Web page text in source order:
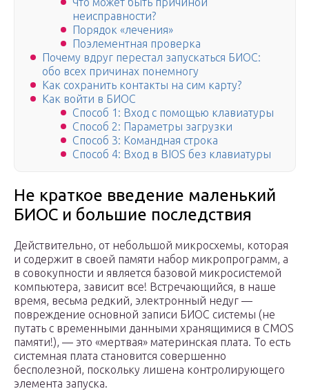
неисправности?
Порядок «лечения»
Поэлементная проверка
Почему вдруг перестал запускаться БИОС:
обо всех причинах понемногу
Как сохранить контакты на сим карту?
Как войти в БИОС
Способ 1: Вход с помощью клавиатуры
Способ 2: Параметры загрузки
Способ 3: Командная строка
Способ 4: Вход в BIOS без клавиатуры
Не краткое введение маленький
БИОС и большие последствия
Действительно, от небольшой микросхемы, которая
и содержит в своей памяти набор микропрограмм, а
в совокупности и является базовой микросистемой
компьютера, зависит все! Встречающийся, в наше
время, весьма редкий, электронный недуг —
повреждение основной записи БИОС системы (не
путать с временными данными хранящимися в CMOS
памяти!), — это «мертвая» материнская плата. То есть
системная плата становится совершенно
бесполезной, поскольку лишена контролирующего
элемента запуска.